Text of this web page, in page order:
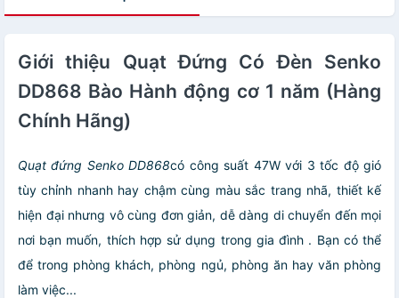
Giới thiệu Quạt Đứng Có Đèn Senko
DD868 Bào Hành động cơ 1 năm (Hàng
Chính Hãng)
Quạt đứng Senko DD868có công suất 47W với 3 tốc độ gió
tùy chỉnh nhanh hay chậm cùng màu sắc trang nhã, thiết kế
hiện đại nhưng vô cùng đơn giản, dễ dàng di chuyển đến mọi
nơi bạn muốn, thích hợp sử dụng trong gia đình . Bạn có thể
để trong phòng khách, phòng ngủ, phòng ăn hay văn phòng
làm việc...